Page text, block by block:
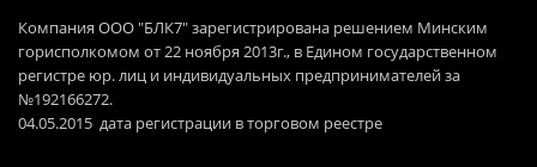
Компания ООО "БЛК7" зарегистрирована решением Минским
горисполкомом от 22 ноября 2013г., в Едином государственном
регистре юр. лиц и индивидуальных предпринимателей за
№192166272.
04.05.2015 дата регистрации в торговом реестре